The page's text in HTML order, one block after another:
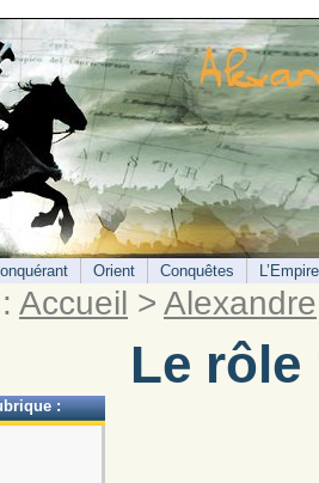
Orient Conquêtes L’Empire
Accueil > Alexandre
:
Le rôle